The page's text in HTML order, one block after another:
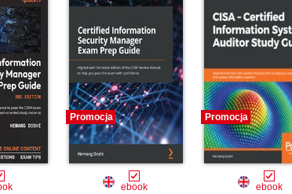
Promocja
ebook
Promocja
ebook